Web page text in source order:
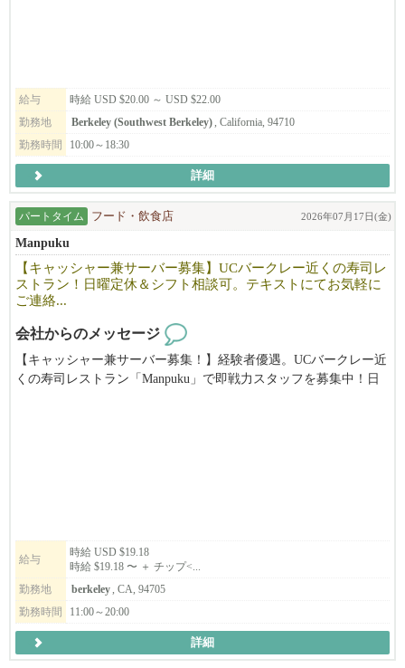
ention to detail, organizational skills, time management, physical stamin
a, and problem-solving abilities, with an added interest in or knowledge
給与
時給 USD $20.00 ～ USD $22.00
勤務地
Berkeley (Southwest Berkeley), California, 94710
勤務時間
10:00～18:30
詳細
パートタイム フード・飲食店 2026年07月17日(金)
Manpuku
【キャッシャー兼サーバー募集】UCバークレー近くの寿司レ
ストラン！日曜定休＆シフト相談可。テキストにてお気軽に
ご連絡...
会社からのメッセージ
【キャッシャー兼サーバー募集！】経験者優遇。UCバークレー近
くの寿司レストラン「Manpuku」で即戦力スタッフを募集中！日
給与
時給 USD $19.18
時給 $19.18 〜 ＋ チップ<...
勤務地
berkeley, CA, 94705
勤務時間
11:00～20:00
詳細